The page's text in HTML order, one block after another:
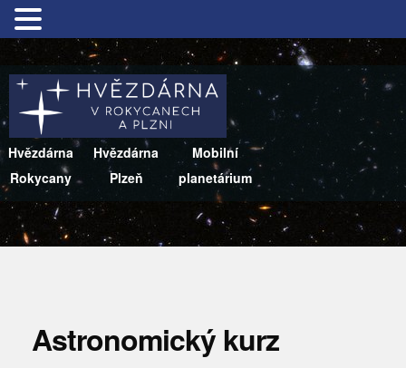
Hvězdárna
Rokycany
Hvězdárna
Plzeň
Mobilní
planetárium
Astronomický kurz